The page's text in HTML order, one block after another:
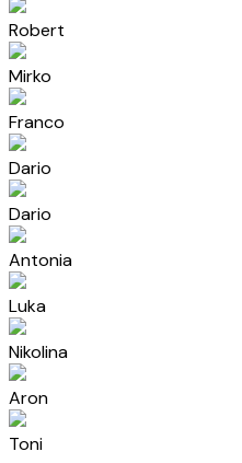
Robert
Mirko
Franco
Dario
Dario
Antonia
Luka
Nikolina
Aron
Toni